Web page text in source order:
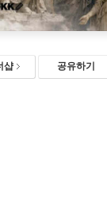
샵 공유하기